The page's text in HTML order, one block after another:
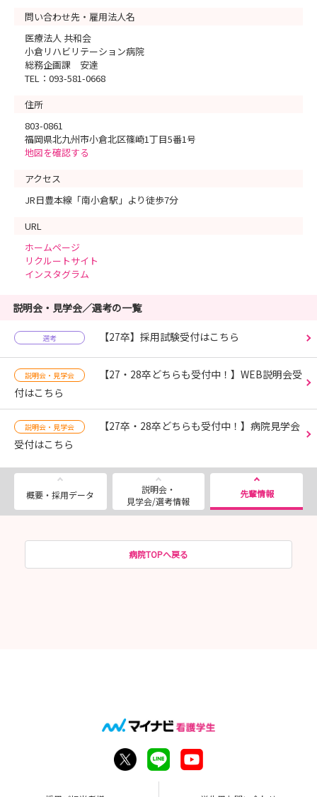
問い合わせ先・雇用法人名
医療法人 共和会
小倉リハビリテーション病院
総務企画課 安達
TEL：093-581-0668
住所
803-0861
福岡県北九州市小倉北区篠崎1丁目5番1号
地図を確認する
アクセス
JR日豊本線「南小倉駅」より徒歩7分
URL
ホームページ
リクルートサイト
インスタグラム
説明会・見学会／選考の一覧
選考 【27卒】採用試験受付はこちら
説明会・見学会
【27・28卒どちらも受付中！】WEB説明会受
付はこちら
説明会・見学会
【27卒・28卒どちらも受付中！】病院見学会
受付はこちら
概要・採用データ
説明会・
見学会/選考情報
先輩情報
病院TOPへ戻る